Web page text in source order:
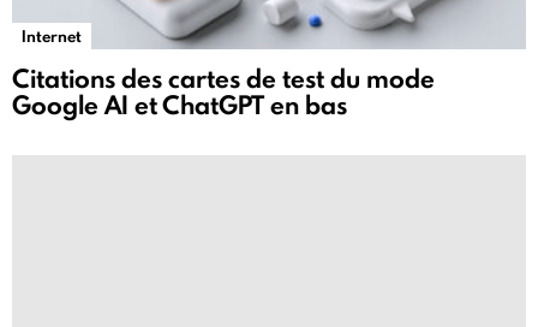
Internet
Citations des cartes de test du mode
Google AI et ChatGPT en bas